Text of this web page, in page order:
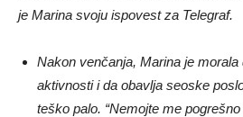
je Marina svoju ispovest za Telegraf.
Nakon venčanja, Marina je
aktivnosti i da obavlja seoske
teško palo. “Nemojte me